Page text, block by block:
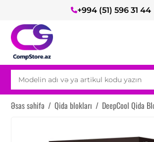
+994 (51) 596 31 44
Əsas səhifə / Qida blokları / DeepCool Qida